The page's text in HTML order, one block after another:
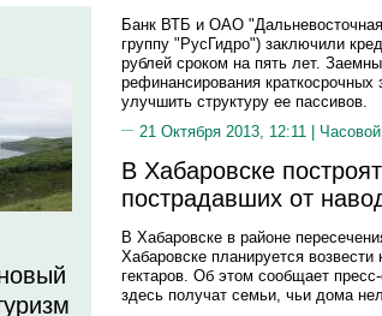
Банк ВТБ и ОАО
группу "РусГидро") заключили
рублей сроком на пять лет.
рефинансирования краткосрочных
улучшить структуру ее пассивов.
21 Октября 2013, 12:11 |
В Хабаровске
пострадавших от
В Хабаровске в районе
Хабаровске планируется
гектаров. Об этом сообщает
здесь получат семьи, чьи дома